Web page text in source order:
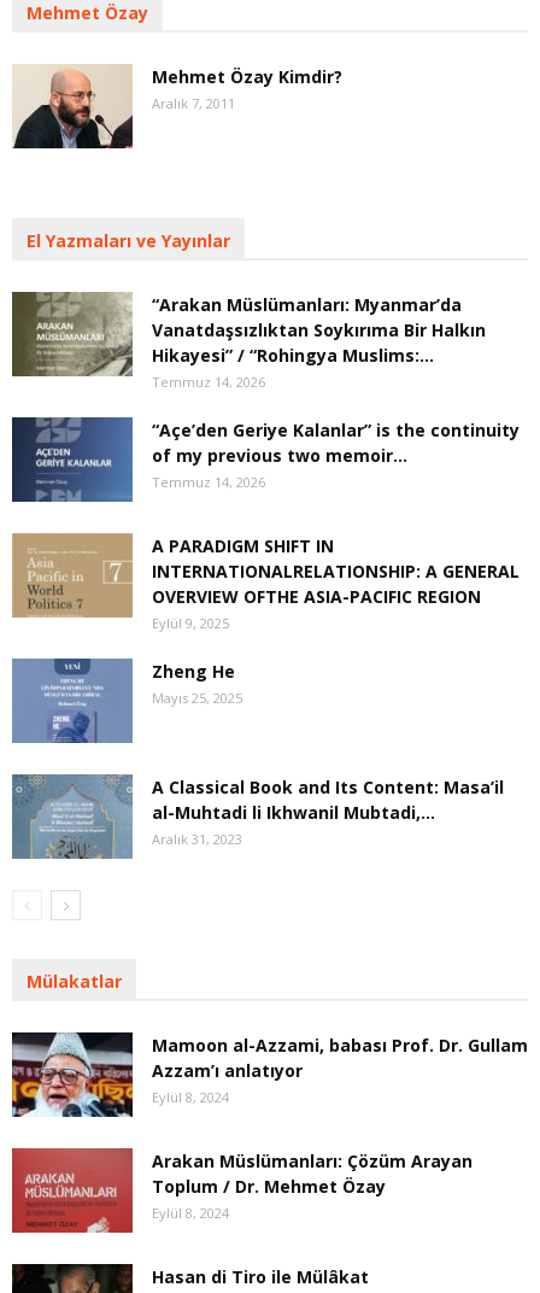
Mehmet Özay
Mehmet Özay Kimdir?
Aralık 7, 2011
El Yazmaları ve Yayınlar
“Arakan Müslümanları: Myanmar’da
Vanatdaşsızlıktan Soykırıma Bir Halkın
Hikayesi” / “Rohingya Muslims:...
Temmuz 14, 2026
“Açe’den Geriye Kalanlar” is the continuity
of my previous two memoir...
Temmuz 14, 2026
A PARADIGM SHIFT IN
INTERNATIONALRELATIONSHIP: A GENERAL
OVERVIEW OFTHE ASIA-PACIFIC REGION
Eylül 9, 2025
Zheng He
Mayıs 25, 2025
A Classical Book and Its Content: Masa’il
al-Muhtadi li Ikhwanil Mubtadi,...
Aralık 31, 2023
Mülakatlar
Mamoon al-Azzami, babası Prof. Dr. Gullam
Azzam’ı anlatıyor
Eylül 8, 2024
Arakan Müslümanları: Çözüm Arayan
Toplum / Dr. Mehmet Özay
Eylül 8, 2024
Hasan di Tiro ile Mülâkat